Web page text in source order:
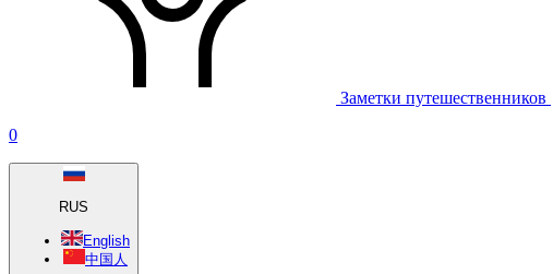
Заметки путешественников
0
RUS
English
中国人